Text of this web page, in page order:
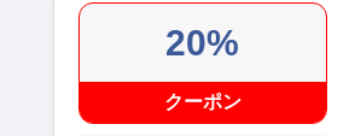
20%
クーポン